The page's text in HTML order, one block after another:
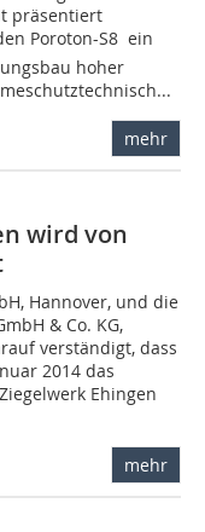
präsentiert
Poroton-S8  ein
hoher
mehr
wird von
Hannover, und die
& Co. KG,
verständigt, dass
2014 das
Ehingen
mehr